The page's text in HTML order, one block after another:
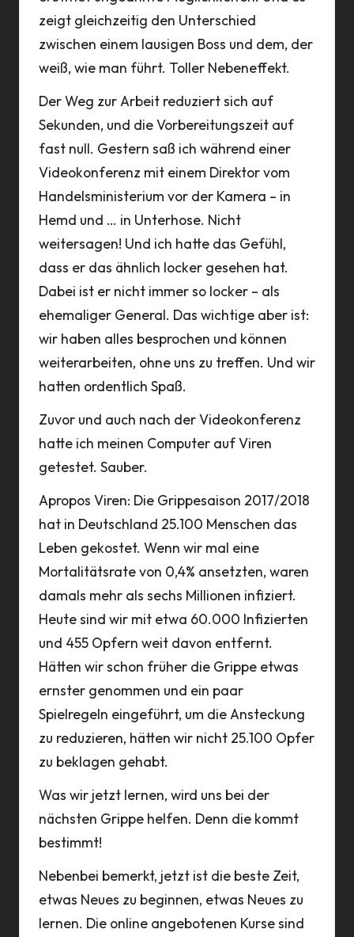
zeigt gleichzeitig den Unterschied
zwischen einem lausigen Boss und dem, der
weiß, wie man führt. Toller Nebeneffekt.
Der Weg zur Arbeit reduziert sich auf
Sekunden, und die Vorbereitungszeit auf
fast null. Gestern saß ich während einer
Videokonferenz mit einem Direktor vom
Handelsministerium vor der Kamera – in
Hemd und … in Unterhose. Nicht
weitersagen! Und ich hatte das Gefühl,
dass er das ähnlich locker gesehen hat.
Dabei ist er nicht immer so locker – als
ehemaliger General. Das wichtige aber ist:
wir haben alles besprochen und können
weiterarbeiten, ohne uns zu treffen. Und wir
hatten ordentlich Spaß.
Zuvor und auch nach der Videokonferenz
hatte ich meinen Computer auf Viren
getestet. Sauber.
Apropos Viren: Die Grippesaison 2017/2018
hat in Deutschland 25.100 Menschen das
Leben gekostet. Wenn wir mal eine
Mortalitätsrate von 0,4% ansetzten, waren
damals mehr als sechs Millionen infiziert.
Heute sind wir mit etwa 60.000 Infizierten
und 455 Opfern weit davon entfernt.
Hätten wir schon früher die Grippe etwas
ernster genommen und ein paar
Spielregeln eingeführt, um die Ansteckung
zu reduzieren, hätten wir nicht 25.100 Opfer
zu beklagen gehabt.
Was wir jetzt lernen, wird uns bei der
nächsten Grippe helfen. Denn die kommt
bestimmt!
Nebenbei bemerkt, jetzt ist die beste Zeit,
etwas Neues zu beginnen, etwas Neues zu
lernen. Die online angebotenen Kurse sind